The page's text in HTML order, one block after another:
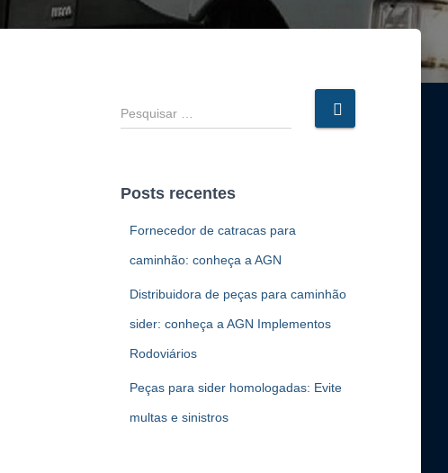
P
e
u
Posts recentes
Fornecedor de catracas para
caminhão: conheça a AGN
Distribuidora de peças para caminhão
sider: conheça a AGN Implementos
Rodoviários
Peças para sider homologadas: Evite
multas e sinistros